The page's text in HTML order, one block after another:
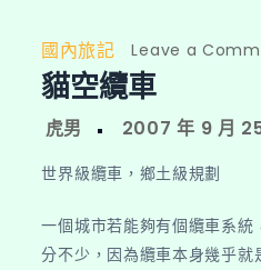
國內旅記 Leave a
貓空纜車
世界級纜車，鄉土級規劃
一個城市若能夠有個纜車系統
分不少，因為纜車本身幾乎